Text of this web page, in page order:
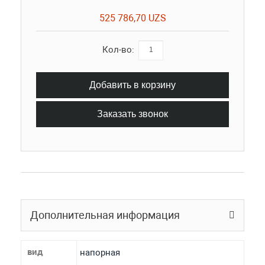
525 786,70 UZS
Кол-во:
Добавить в корзину
Заказать звонок
Дополнительная информация
вид напорная